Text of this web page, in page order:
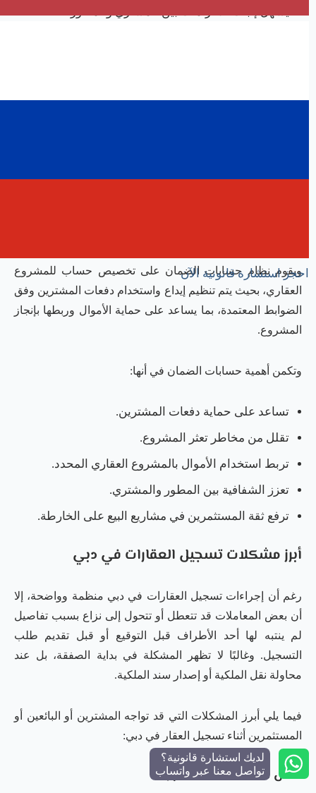
احجز استشارة قانونية الآن
ويقوم نظام حسابات الضمان على تخصيص حساب للمشروع
العقاري، بحيث يتم تنظيم إيداع واستخدام دفعات المشترين وفق
الضوابط المعتمدة، بما يساعد على حماية الأموال وربطها بإنجاز
المشروع.
وتكمن أهمية حسابات الضمان في أنها:
تساعد على حماية دفعات المشترين.
تقلل من مخاطر تعثر المشروع.
تربط استخدام الأموال بالمشروع العقاري المحدد.
تعزز الشفافية بين المطور والمشتري.
ترفع ثقة المستثمرين في مشاريع البيع على الخارطة.
أبرز مشكلات تسجيل العقارات في دبي
رغم أن إجراءات تسجيل العقارات في دبي منظمة وواضحة، إلا
أن بعض المعاملات قد تتعطل أو تتحول إلى نزاع بسبب تفاصيل
لم ينتبه لها أحد الأطراف قبل التوقيع أو قبل تقديم طلب
التسجيل. وغالبًا لا تظهر المشكلة في بداية الصفقة، بل عند
محاولة نقل الملكية أو إصدار سند الملكية.
فيما يلي أبرز المشكلات التي قد تواجه المشترين أو البائعين أو
المستثمرين أثناء تسجيل العقار في دبي:
نقص المستندات المطلوبة
لديك استشارة قانونية؟
تواصل معنا عبر واتساب